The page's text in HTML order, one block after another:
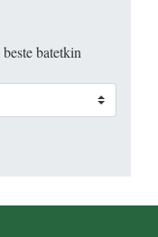
batetkin